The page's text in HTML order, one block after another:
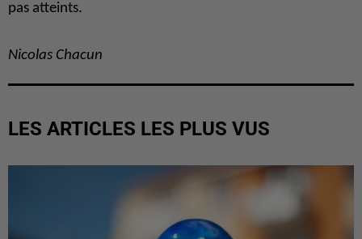
pas atteints.
Nicolas Chacun
LES ARTICLES LES PLUS VUS